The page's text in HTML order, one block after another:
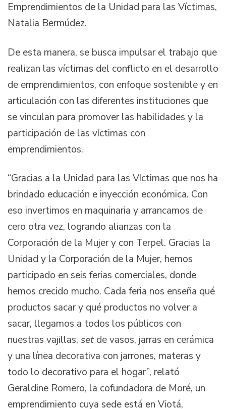
Emprendimientos de la Unidad para las Víctimas,
Natalia Bermúdez.
De esta manera, se busca impulsar el trabajo que
realizan las víctimas del conflicto en el desarrollo
de emprendimientos, con enfoque sostenible y en
articulación con las diferentes instituciones que
se vinculan para promover las habilidades y la
participación de las víctimas con
emprendimientos.
“Gracias a la Unidad para las Víctimas que nos ha
brindado educación e inyección económica. Con
eso invertimos en maquinaria y arrancamos de
cero otra vez, logrando alianzas con la
Corporación de la Mujer y con Terpel. Gracias la
Unidad y la Corporación de la Mujer, hemos
participado en seis ferias comerciales, donde
hemos crecido mucho. Cada feria nos enseña qué
productos sacar y qué productos no volver a
sacar, llegamos a todos los públicos con
nuestras vajillas, set de vasos, jarras en cerámica
y una línea decorativa con jarrones, materas y
todo lo decorativo para el hogar”, relató
Geraldine Romero, la cofundadora de Moré, un
emprendimiento cuya sede está en Viotá,